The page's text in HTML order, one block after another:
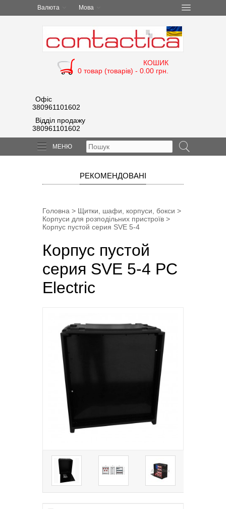
Валюта Мова
КОШИК
0 товар (товарів) - 0.00 грн.
Офіс
380961101602
Відділ продажу
380961101602
МЕНЮ
РЕКОМЕНДОВАНІ
Головна > Щитки, шафи, корпуси, бокси >
Корпуси для розподільних пристроїв >
Корпус пустой серия SVE 5-4
Корпус пустой
серия SVE 5-4 PC
Electric